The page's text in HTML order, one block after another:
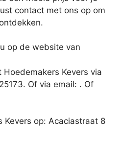
contact met ons op om
op de website van
Kevers via
Of via email: . Of
Kevers op: Acaciastraat 8